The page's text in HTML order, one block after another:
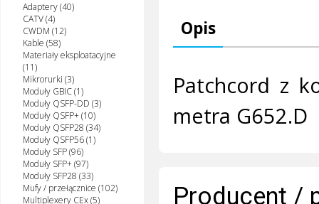
Adaptery (40)
CATV (4)
CWDM (12)
Kable (58)
Materiały eksploatacyjne
(11)
Mikrorurki (3)
Moduły GBIC (1)
Moduły QSFP-DD (3)
Moduły QSFP+ (10)
Moduły QSFP28 (34)
Moduły QSFP56 (1)
Moduły SFP (96)
Moduły SFP+ (97)
Moduły SFP28 (33)
Mufy / przełącznice (102)
Multiplexery CEx (5)
Opis
Patchcord z
metra G652.D
Producent /